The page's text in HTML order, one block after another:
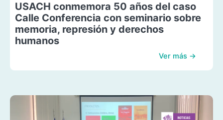
USACH conmemora 50 años del caso
Calle Conferencia con seminario sobre
memoria, represión y derechos
humanos
Ver más →